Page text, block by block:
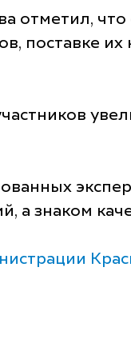
отметил,
поставке их
а знаком